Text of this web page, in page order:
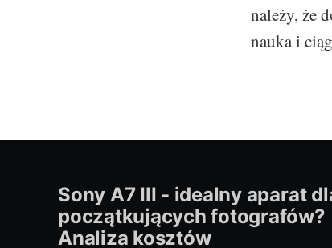
należy, że
nauka i
Sony A7 III - idealny aparat
początkujących fotografów?
Analiza kosztów